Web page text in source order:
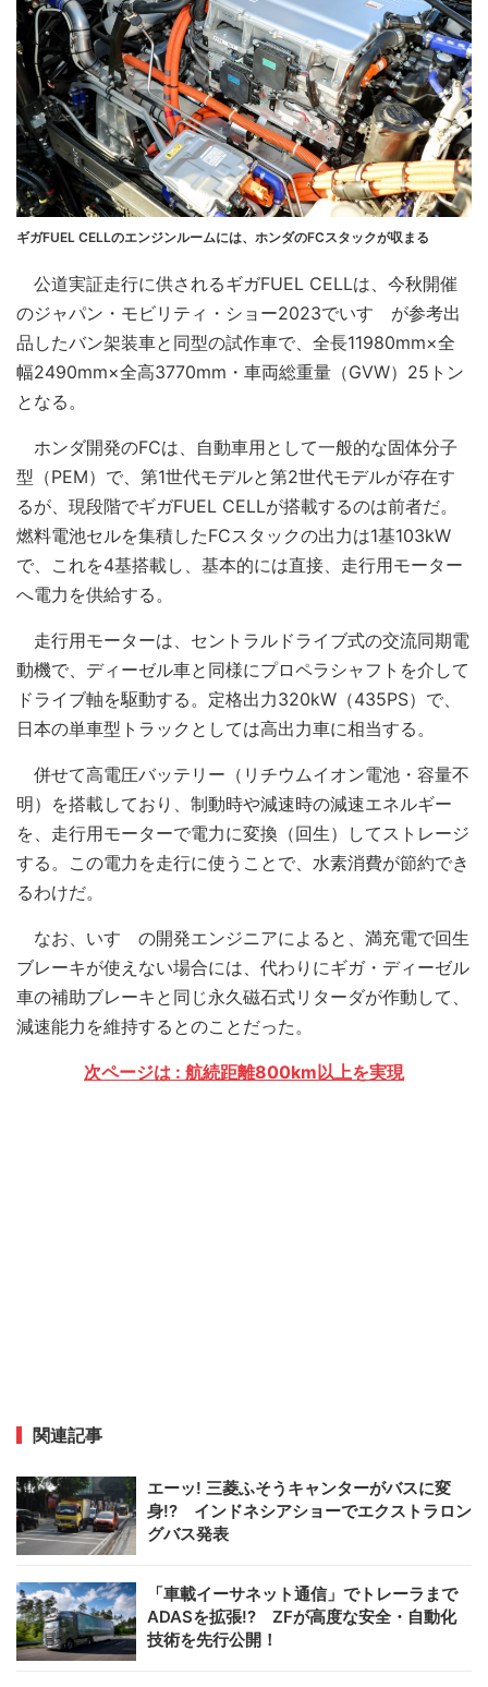
ギガFUEL CELLのエンジンルームには、ホンダのFCスタックが収まる
公道実証走行に供されるギガFUEL CELLは、今秋開催
のジャパン・モビリティ・ショー2023でいすゞが参考出
品したバン架装車と同型の試作車で、全長11980mm×全
幅2490mm×全高3770mm・車両総重量（GVW）25トン
となる。
ホンダ開発のFCは、自動車用として一般的な固体分子
型（PEM）で、第1世代モデルと第2世代モデルが存在す
るが、現段階でギガFUEL CELLが搭載するのは前者だ。
燃料電池セルを集積したFCスタックの出力は1基103kW
で、これを4基搭載し、基本的には直接、走行用モーター
へ電力を供給する。
走行用モーターは、セントラルドライブ式の交流同期電
動機で、ディーゼル車と同様にプロペラシャフトを介して
ドライブ軸を駆動する。定格出力320kW（435PS）で、
日本の単車型トラックとしては高出力車に相当する。
併せて高電圧バッテリー（リチウムイオン電池・容量不
明）を搭載しており、制動時や減速時の減速エネルギー
を、走行用モーターで電力に変換（回生）してストレージ
する。この電力を走行に使うことで、水素消費が節約でき
るわけだ。
なお、いすゞの開発エンジニアによると、満充電で回生
ブレーキが使えない場合には、代わりにギガ・ディーゼル
車の補助ブレーキと同じ永久磁石式リターダが作動して、
減速能力を維持するとのことだった。
次ページは : 航続距離800km以上を実現
関連記事
エーッ! 三菱ふそうキャンターがバスに変
身!? インドネシアショーでエクストラロン
グバス発表
「車載イーサネット通信」でトレーラまで
ADASを拡張!? ZFが高度な安全・自動化
技術を先行公開！